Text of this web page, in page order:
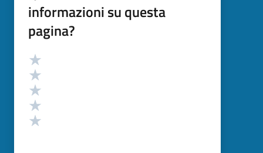
informazioni su questa
pagina?
Valutazione